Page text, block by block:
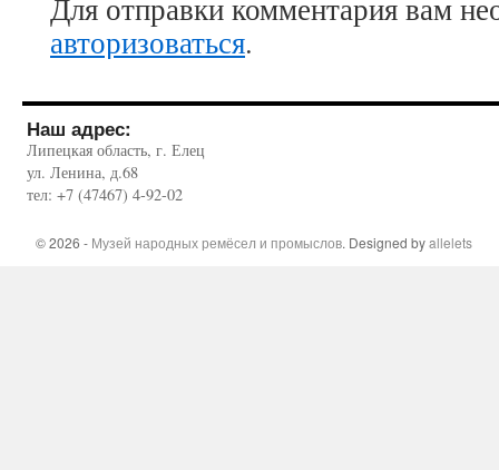
Для отправки комментария вам
авторизоваться.
Наш адрес:
Липецкая область, г. Елец
ул. Ленина, д.68
тел: +7 (47467) 4-92-02
© 2026 - Музей народных ремёсел и промыслов. Designed byallelets